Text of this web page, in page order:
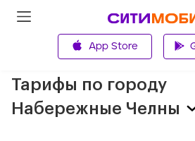
App Store
Тарифы по городу
Набережные Челны